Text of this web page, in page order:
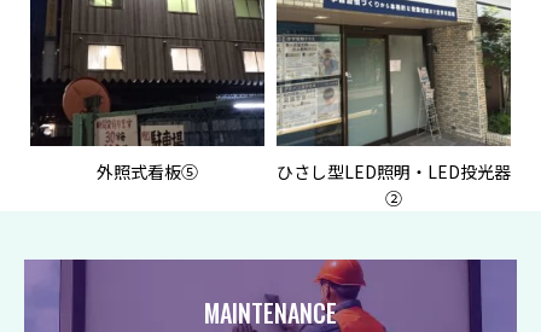
外照式看板⑤
ひさし型LED照明・LED投光器
②
MAINTENANCE